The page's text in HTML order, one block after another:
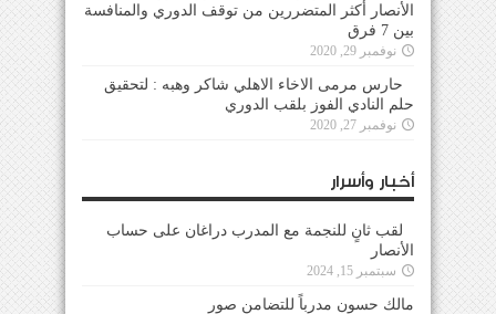
الأنصار أكثر المتضررين من توقف الدوري والمنافسة
بين 7 فرق
نوفمبر 29, 2020
حارس مرمى الاخاء الاهلي شاكر وهبه : لتحقيق
حلم النادي الفوز بلقب الدوري
نوفمبر 27, 2020
أخبار وأسرار
لقب ثانٍ للنجمة مع المدرب دراغان على حساب
الأنصار
سبتمبر 15, 2024
مالك حسون مدرباً للتضامن صور